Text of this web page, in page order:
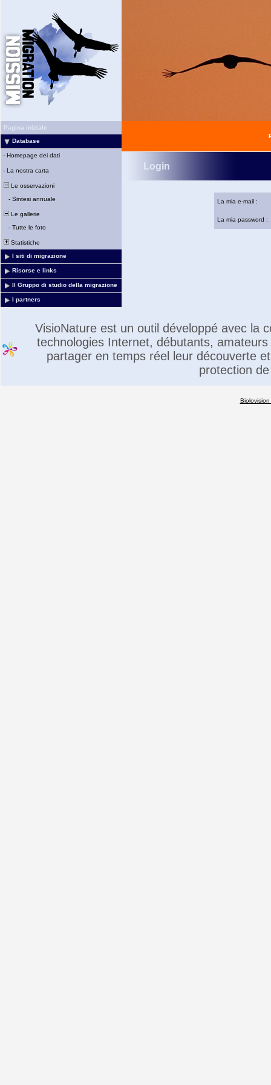
Pagina iniziale
Database
- Homepage dei dati
- La nostra carta
Le osservazioni
- Sintesi annuale
Le gallerie
- Tutte le foto
Statistiche
I siti di migrazione
Risorse e links
Il Gruppo di studio della migrazione
I partners
Login
La mia e-mail :
La mia password :
VisioNature est un outil développé avec la
technologies Internet, débutants,
partager en temps réel leur découverte
protection
Biolovision